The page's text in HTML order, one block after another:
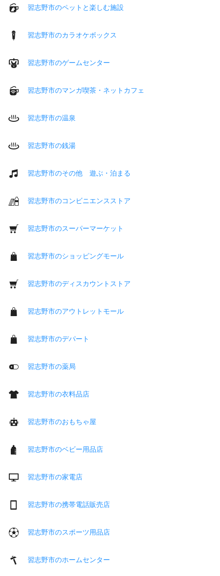
習志野市のペットと楽しむ施設
習志野市のカラオケボックス
習志野市のゲームセンター
習志野市のマンガ喫茶・ネットカフェ
習志野市の温泉
習志野市の銭湯
習志野市のその他 遊ぶ・泊まる
習志野市のコンビニエンスストア
習志野市のスーパーマーケット
習志野市のショッピングモール
習志野市のディスカウントストア
習志野市のアウトレットモール
習志野市のデパート
習志野市の薬局
習志野市の衣料品店
習志野市のおもちゃ屋
習志野市のベビー用品店
習志野市の家電店
習志野市の携帯電話販売店
習志野市のスポーツ用品店
習志野市のホームセンター